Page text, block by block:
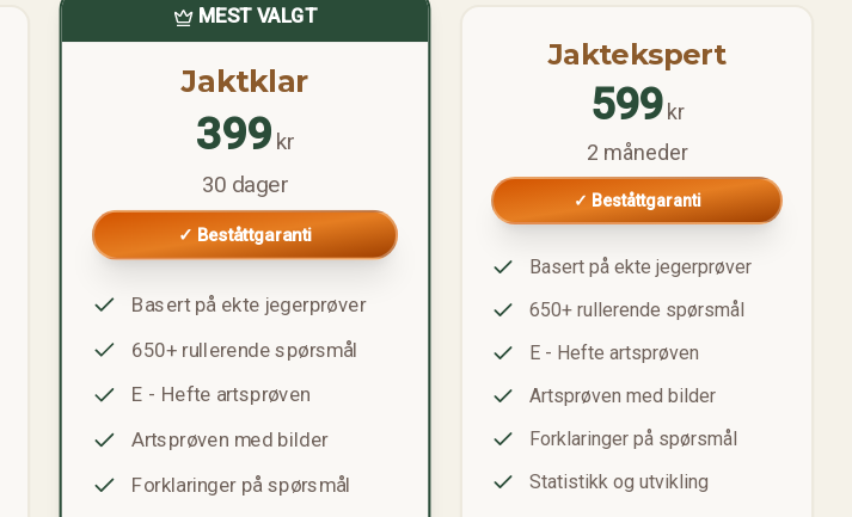
MEST VALGT
Jaktklar
399kr
30 dager
✓ Beståttgaranti
Basert på ekte jegerprøver
650+ rullerende spørsmål
E - Hefte artsprøven
Artsprøven med bilder
Forklaringer på spørsmål
Jaktekspert
599kr
2 måneder
✓ Beståttgaranti
Basert på ekte jegerprøver
650+ rullerende spørsmål
E - Hefte artsprøven
Artsprøven med bilder
Forklaringer på spørsmål
Statistikk og utvikling